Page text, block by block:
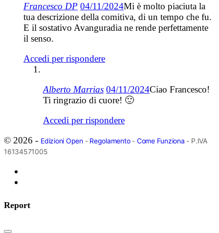
Francesco DP 04/11/2024Mi è molto piaciuta la
tua descrizione della comitiva, di un tempo che fu.
E il sostativo Avanguradia ne rende perfettamente
il senso.
Accedi per rispondere
Alberto Marrias 04/11/2024Ciao Francesco!
Ti ringrazio di cuore! 🙂
Accedi per rispondere
© 2026 - Edizioni Open- Regolamento- Come Funziona - P.IVA
16134571005
Report